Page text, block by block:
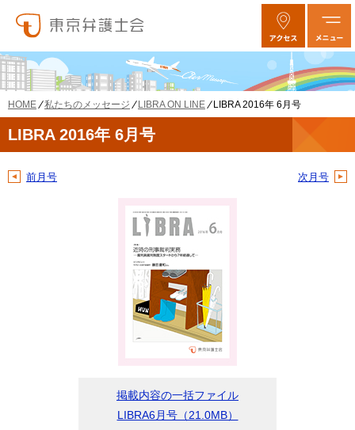
HOME 私たちのメッセージ LIBRA ON LINE LIBRA 2016年 6月号
LIBRA 2016年 6月号
前月号 次月号
掲載内容の一括ファイル
LIBRA6月号（21.0MB）